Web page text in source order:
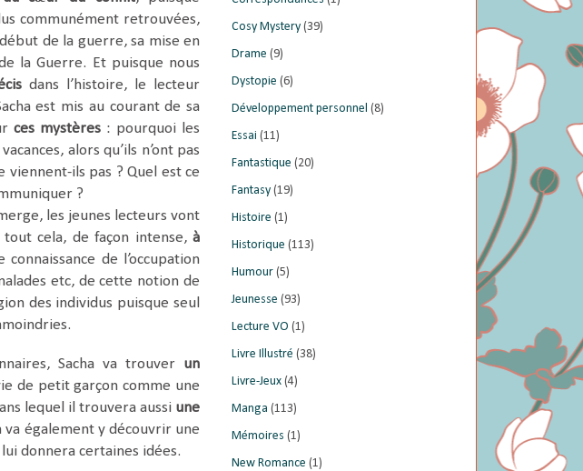
communément retrouvées,
de la guerre, sa mise en
la Guerre. Et puisque nous
dans l’histoire, le lecteur
est mis au courant de sa
ces mystères : pourquoi les
alors qu’ils n’ont pas
viennent-ils pas ? Quel est ce
?
les jeunes lecteurs vont
cela, de façon intense, à
de l’occupation
etc, de cette notion de
des individus puisque seul
Sacha va trouver un
de petit garçon comme une
lequel il trouvera aussi une
va également y découvrir une
donnera certaines idées.
Cosy Mystery (39)
Drame (9)
Dystopie (6)
Développement personnel (8)
Essai (11)
Fantastique (20)
Fantasy (19)
Histoire (1)
Historique (113)
Humour (5)
Jeunesse (93)
Lecture VO (1)
Livre Illustré (38)
Livre-Jeux (4)
Manga (113)
Mémoires (1)
New Romance (1)